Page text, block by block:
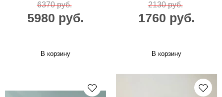
6370 руб.
5980 руб.
В корзину
2130 руб.
1760 руб.
В корзину